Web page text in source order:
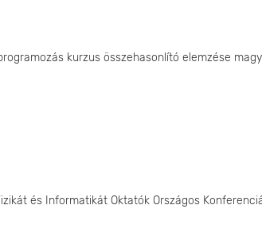
kurzus összehasonlító elemzése
és Informatikát Oktatók Országos